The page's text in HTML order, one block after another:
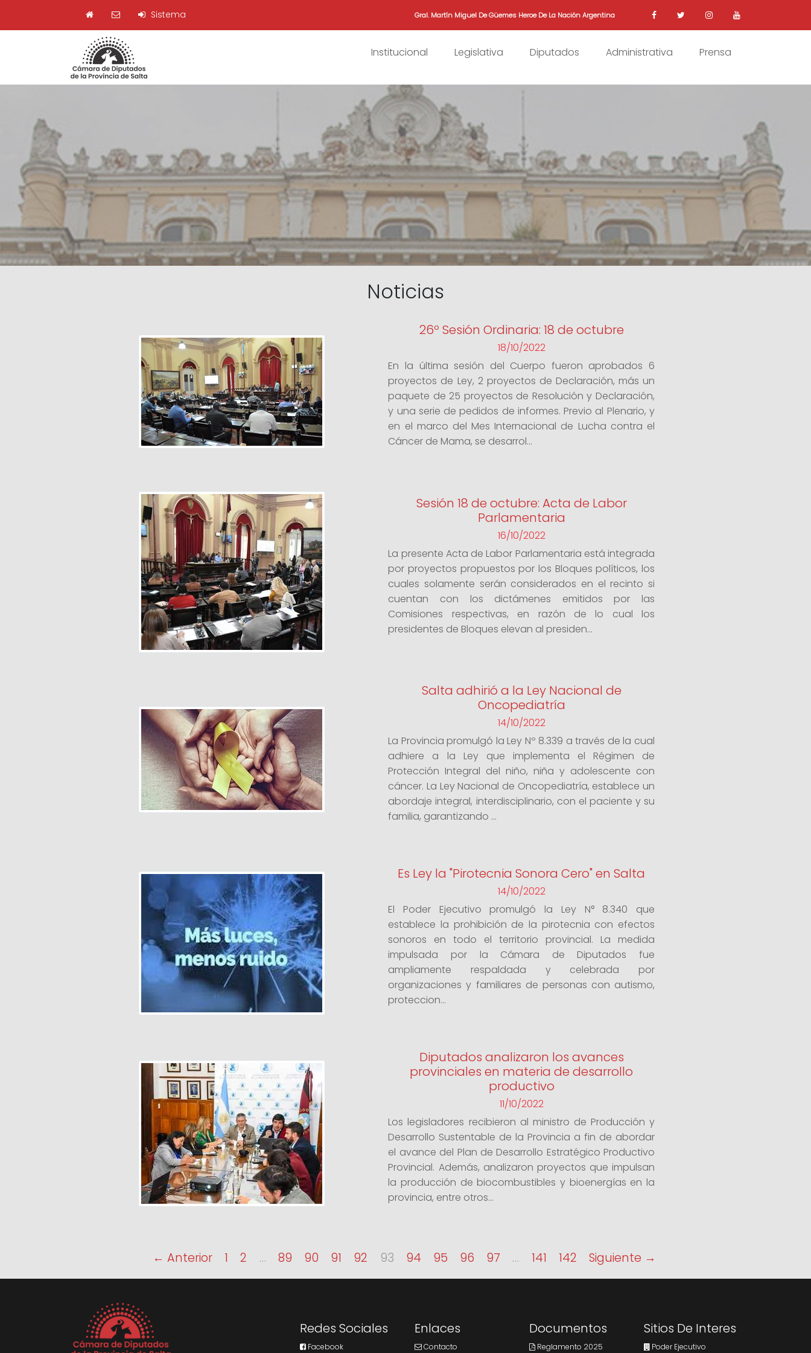
Sistema Gral. Martín Miguel De Güemes Heroe De La Nación Argentina
Institucional Legislativa Diputados Administrativa Prensa
Noticias
26º Sesión Ordinaria: 18 de octubre
18/10/2022
En la última sesión del Cuerpo fueron aprobados 6
proyectos de Ley, 2 proyectos de Declaración, más un
paquete de 25 proyectos de Resolución y Declaración,
y una serie de pedidos de informes. Previo al Plenario, y
en el marco del Mes Internacional de Lucha contra el
Cáncer de Mama, se desarrol...
Sesión 18 de octubre: Acta de Labor
Parlamentaria
16/10/2022
La presente Acta de Labor Parlamentaria está integrada
por proyectos propuestos por los Bloques políticos, los
cuales solamente serán considerados en el recinto si
cuentan con los dictámenes emitidos por las
Comisiones respectivas, en razón de lo cual los
presidentes de Bloques elevan al presiden...
Salta adhirió a la Ley Nacional de
Oncopediatría
14/10/2022
La Provincia promulgó la Ley Nº 8.339 a través de la cual
adhiere a la Ley que implementa el Régimen de
Protección Integral del niño, niña y adolescente con
cáncer. La Ley Nacional de Oncopediatría, establece un
abordaje integral, interdisciplinario, con el paciente y su
familia, garantizando ...
Es Ley la "Pirotecnia Sonora Cero" en Salta
14/10/2022
El Poder Ejecutivo promulgó la Ley N° 8.340 que
establece la prohibición de la pirotecnia con efectos
sonoros en todo el territorio provincial. La medida
impulsada por la Cámara de Diputados fue
ampliamente respaldada y celebrada por
organizaciones y familiares de personas con autismo,
proteccion...
Diputados analizaron los avances
provinciales en materia de desarrollo
productivo
11/10/2022
Los legisladores recibieron al ministro de Producción y
Desarrollo Sustentable de la Provincia a fin de abordar
el avance del Plan de Desarrollo Estratégico Productivo
Provincial. Además, analizaron proyectos que impulsan
la producción de biocombustibles y bioenergías en la
provincia, entre otros...
← Anterior 1 2 … 89 90 91 92 93 94 95 96 97 … 141 142 Siguiente →
Redes Sociales
Facebook
Enlaces
Contacto
Documentos
Reglamento 2025
Sitios De Interes
Poder Ejecutivo